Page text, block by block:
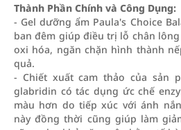
Thành Phần Chính và Công Dụng:
- Gel dưỡng ẩm Paula's Choice
ban đêm giúp điều trị lỗ chân
oxi hóa, ngăn chặn hình thành
quả.
- Chiết xuất cam thảo của sản
glabridin có tác dụng ức chế
màu hơn do tiếp xúc với ánh
này đồng thời cũng giúp làm